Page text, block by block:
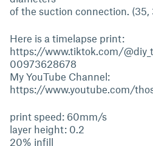
of the suction connection. (35,
Here is a timelapse print:
https://www.tiktok.com/
00973628678
My YouTube Channel:
https://www.youtube.com/
print speed: 60mm/s
layer height: 0.2
20% infill